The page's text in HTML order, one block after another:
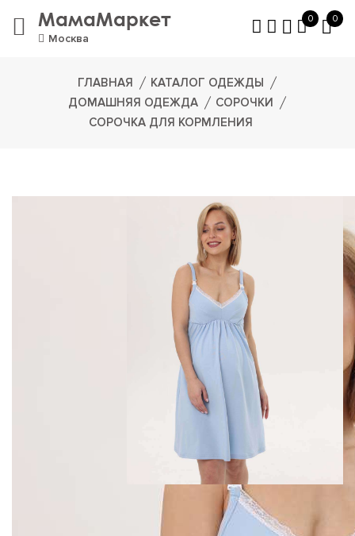
МамаМаркет
Москва
0 0
ГЛАВНАЯ
КАТАЛОГ ОДЕЖДЫ
ДОМАШНЯЯ ОДЕЖДА
СОРОЧКИ
СОРОЧКА ДЛЯ КОРМЛЕНИЯ